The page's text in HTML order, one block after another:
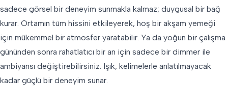
sadece görsel bir deneyim sunmakla kalmaz; duygusal bir bağ
kurar. Ortamın tüm hissini etkileyerek, hoş bir akşam yemeği
için mükemmel bir atmosfer yaratabilir. Ya da yoğun bir çalışma
gününden sonra rahatlatıcı bir an için sadece bir dimmer ile
ambiyansı değiştirebilirsiniz. Işık, kelimelerle anlatılmayacak
kadar güçlü bir deneyim sunar.